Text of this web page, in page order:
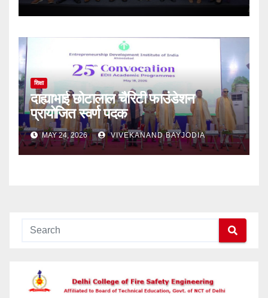
शिक्षा
दाह्याभाई छोटालाल चैरिटी फाउंडेशन
प्रायोजित स्वर्ण पदक
MAY 24, 2026 VIVEKANAND BAYJODIA